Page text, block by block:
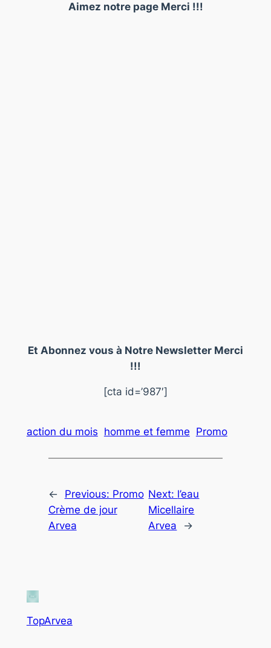
Aimez notre page Merci !!!
Et Abonnez vous à Notre Newsletter Merci
!!!
[cta id=’987′]
action du mois homme et femme Promo
← Previous: Promo
Crème de jour
Arvea
Next: l’eau
Micellaire
Arvea
→
TopArvea